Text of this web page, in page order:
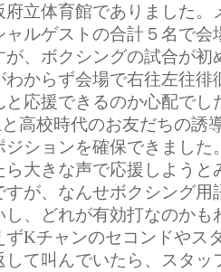
立体育館でありました。
ャルゲストの合計５名で会
が、ボクシングの試合が初
わからず会場で右往左往徘
応援できるのか心配でし
高校時代のお友だちの誘
ジションを確保できました
ら大きな声で応援しようと
すが、なんせボクシング用
し、どれが有効打なのかも
ずKチャンのセコンドやス
して叫んでいたら、スタ